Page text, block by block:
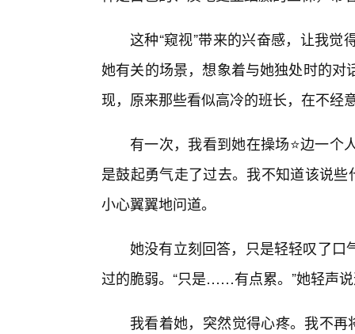
这种“窥视”带来的兴奋感，让我
她有关的场景，想象着与她独处时的
现，原来那些看似高冷的班长，在不经
有一次，我看到她在操场⭐边一
是鼓起勇气走了过去。我不知道该说
小心翼翼地问道。
她没有立刻回答，只是轻轻叹了口
过的脆弱。“只是……有点累。”她轻声
我看着她，突然觉得心疼。我不再